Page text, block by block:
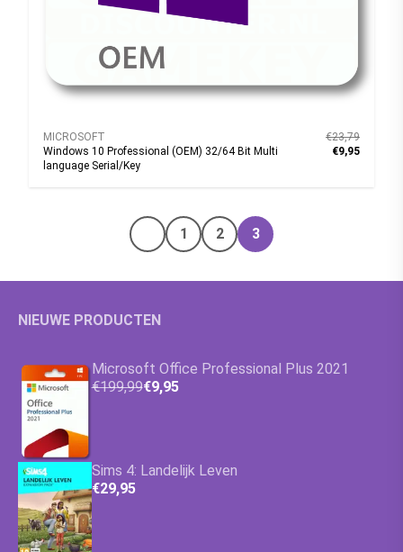
MICROSOFT
Windows 10 Professional (OEM) 32/64 Bit Multi
language Serial/Key
€23,79
€9,95
Vorige pagina
1 2 3
NIEUWE PRODUCTEN
Microsoft Office Professional Plus 2021
€199,99€9,95
Sims 4: Landelijk Leven
€29,95